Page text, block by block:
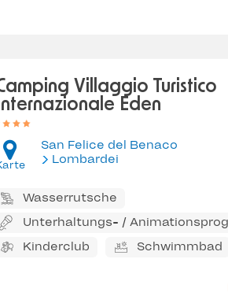
Villaggio Turistico
Internazionale Eden
San Felice del Benaco
Lombardei
Wasserrutsche
Unterhaltungs- /
Kinderclub
Schwimmbad